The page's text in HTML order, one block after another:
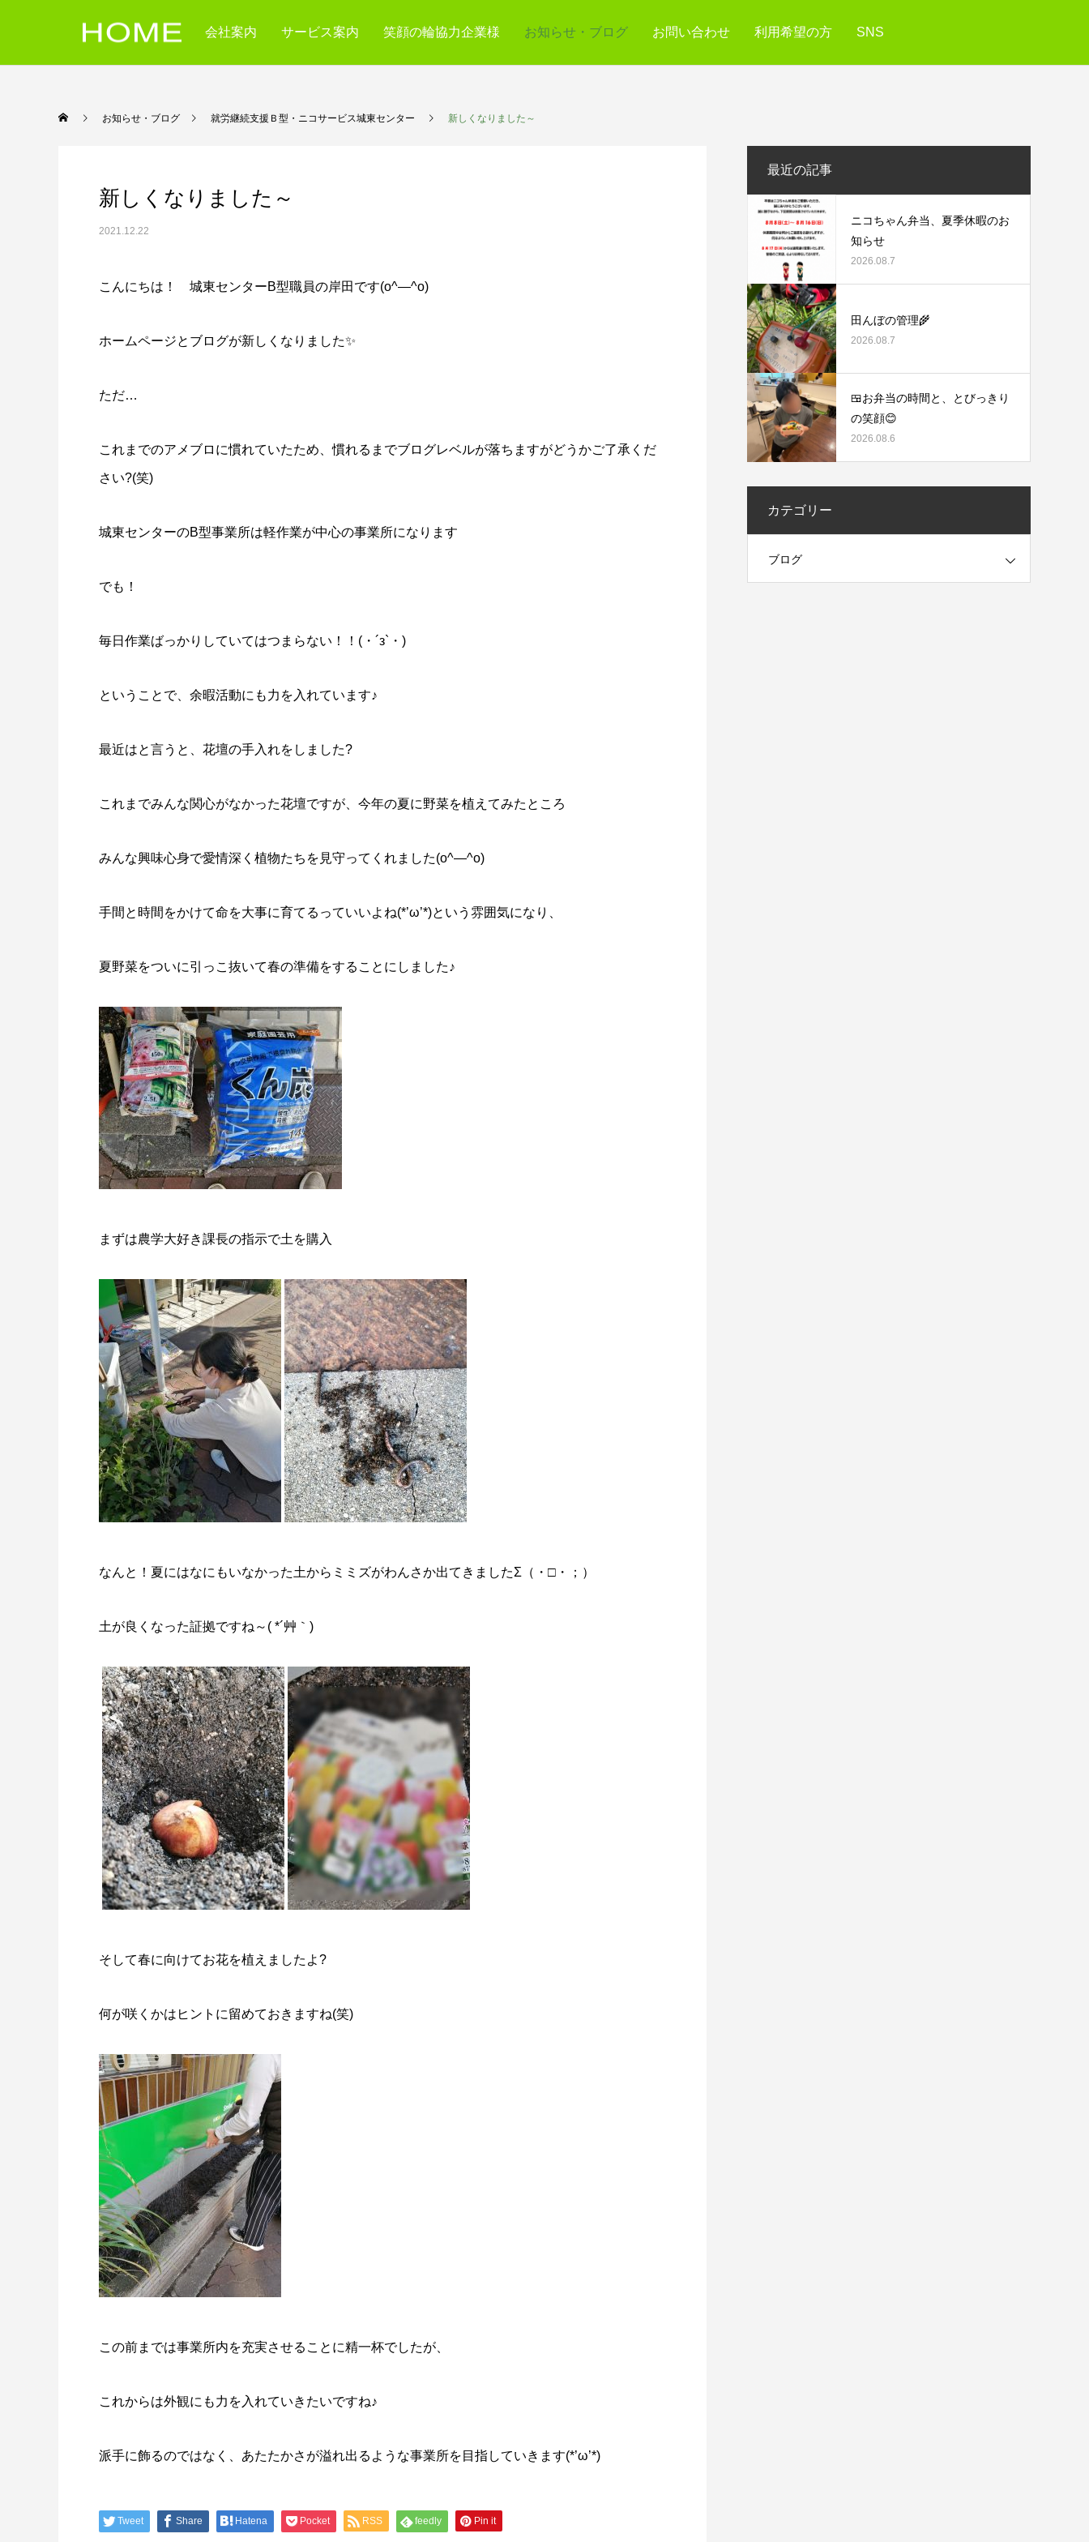
会社案内 サービス案内 笑顔の輪協力企業様 お知らせ・ブログ お問い合わせ 利用希望の方 SNS
お知らせ・ブログ 就労継続支援Ｂ型・ニコサービス城東センター 新しくなりました～
新しくなりました～
2021.12.22
こんにちは！ 城東センターB型職員の岸田です(o^―^o)
ホームページとブログが新しくなりました✨
ただ…
これまでのアメブロに慣れていたため、慣れるまでブログレベルが落ちますがどうかご了承くだ
さい?(笑)
城東センターのB型事業所は軽作業が中心の事業所になります
でも！
毎日作業ばっかりしていてはつまらない！！(・´з`・)
ということで、余暇活動にも力を入れています♪
最近はと言うと、花壇の手入れをしました?
これまでみんな関心がなかった花壇ですが、今年の夏に野菜を植えてみたところ
みんな興味心身で愛情深く植物たちを見守ってくれました(o^―^o)
手間と時間をかけて命を大事に育てるっていいよね(*’ω’*)という雰囲気になり、
夏野菜をついに引っこ抜いて春の準備をすることにしました♪
まずは農学大好き課長の指示で土を購入
なんと！夏にはなにもいなかった土からミミズがわんさか出てきましたΣ（・□・；）
土が良くなった証拠ですね～( *´艸｀)
そして春に向けてお花を植えましたよ?
何が咲くかはヒントに留めておきますね(笑)
この前までは事業所内を充実させることに精一杯でしたが、
これからは外観にも力を入れていきたいですね♪
派手に飾るのではなく、あたたかさが溢れ出るような事業所を目指していきます(*’ω’*)
Tweet Share Hatena Pocket RSS feedly Pin it
最近の記事
ニコちゃん弁当、夏季休暇のお
知らせ
2026.08.7
田んぼの管理🌾
2026.08.7
🍱お弁当の時間と、とびっきり
の笑顔😊
2026.08.6
カテゴリー
ブログ